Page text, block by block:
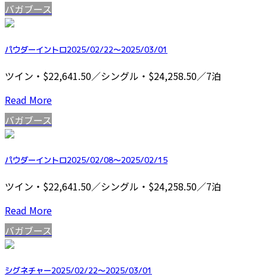
バガブース
パウダーイントロ2025/02/22～2025/03/01
ツイン・$22,641.50／シングル・$24,258.50／7泊
Read More
バガブース
パウダーイントロ2025/02/08～2025/02/15
ツイン・$22,641.50／シングル・$24,258.50／7泊
Read More
バガブース
シグネチャー2025/02/22～2025/03/01